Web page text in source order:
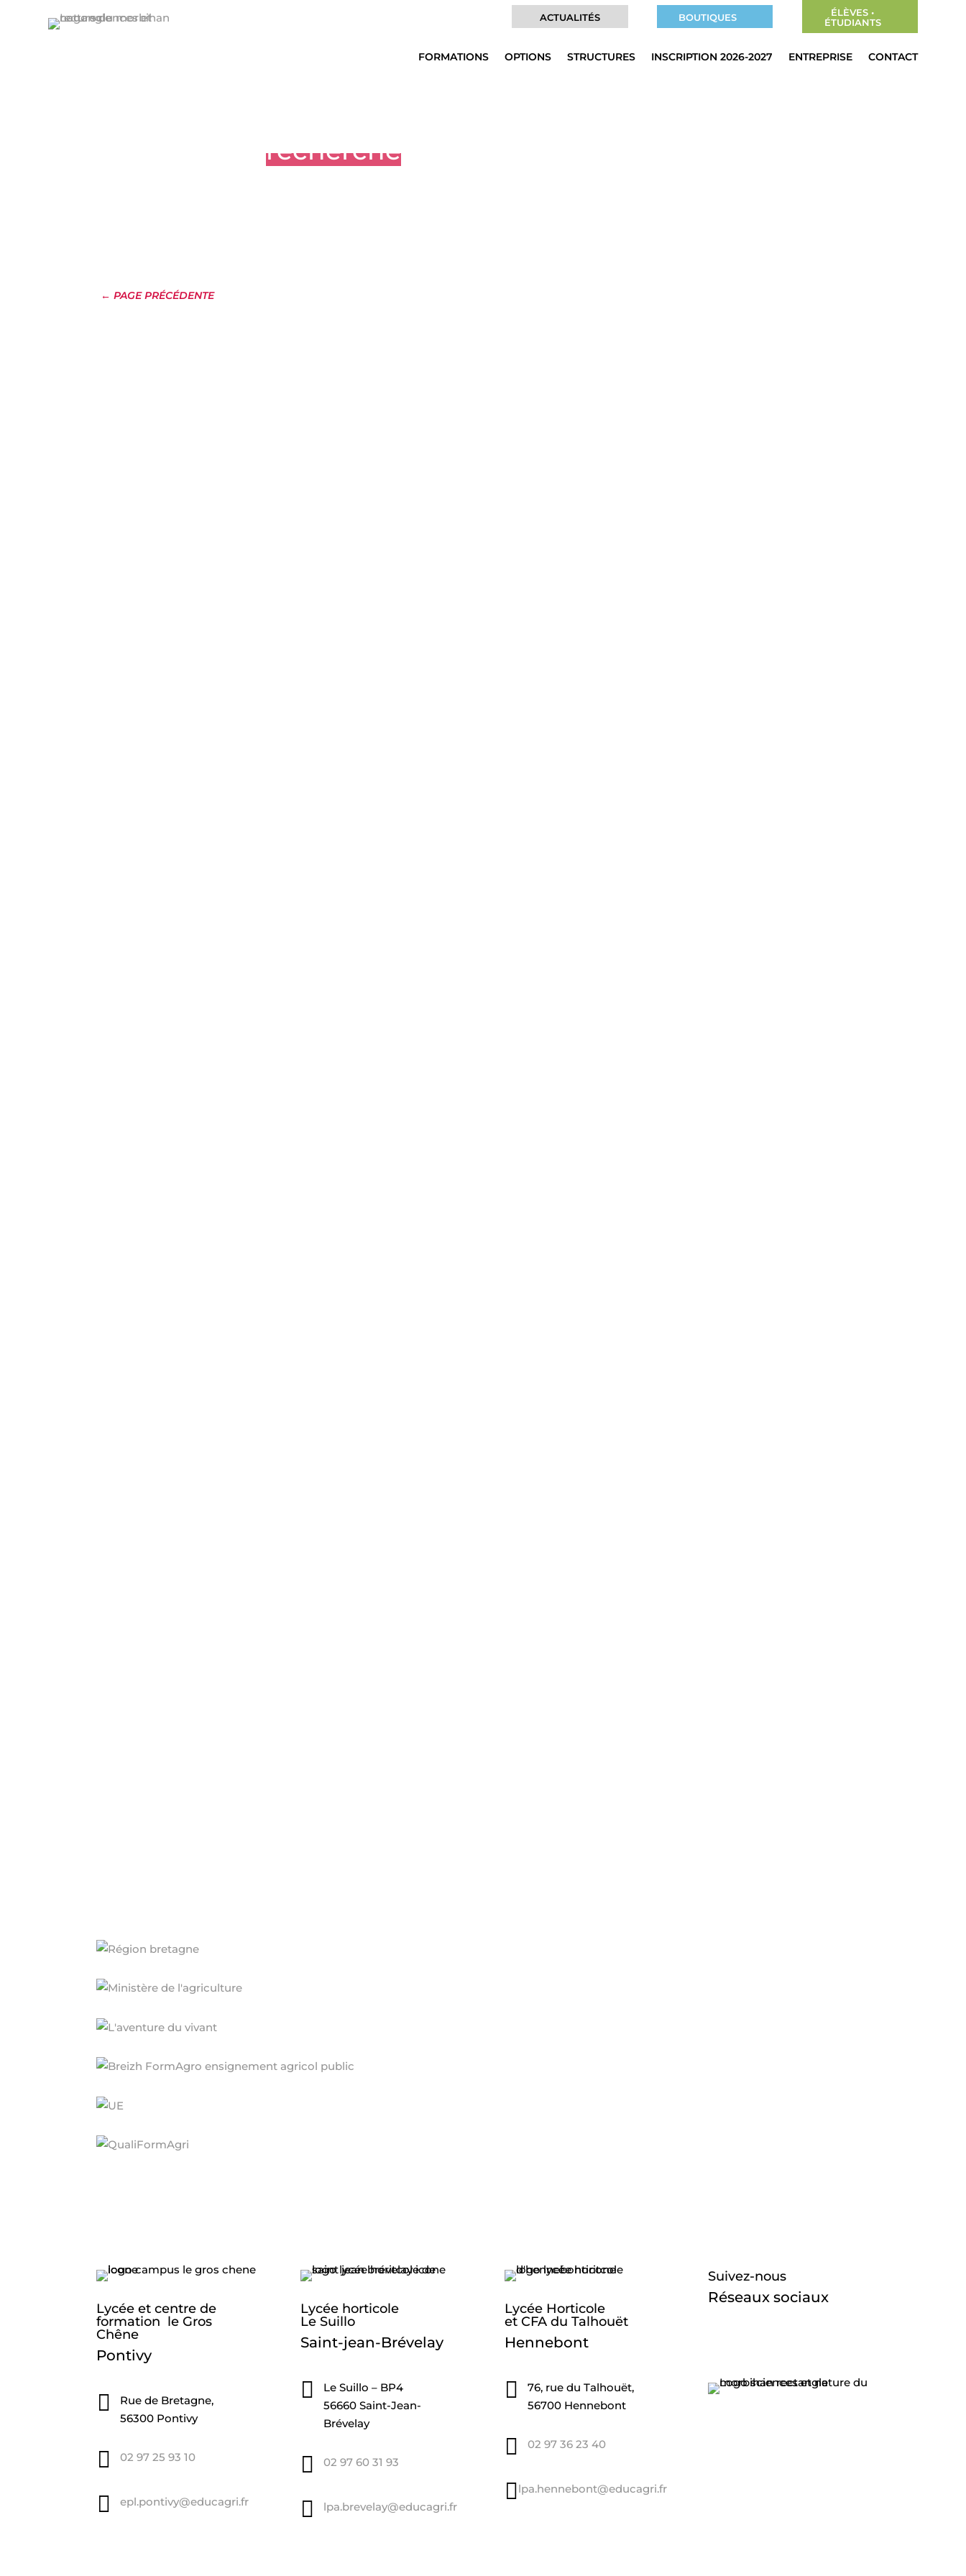
ACTUALITÉS BOUTIQUES
ÉLÈVES •
ÉTUDIANTS
FORMATIONS OPTIONS STRUCTURES INSCRIPTION 2026-2027 ENTREPRISE CONTACT
Résultats derecherche
← PAGE PRÉCÉDENTE
Lycée et centre de
formation le Gros
Chêne
Pontivy

Rue de Bretagne,
56300 Pontivy
 02 97 25 93 10
 epl.pontivy@educagri.fr
Lycée horticole
Le Suillo
Saint-jean-Brévelay

Le Suillo – BP4
56660 Saint-Jean-
Brévelay
 02 97 60 31 93
 lpa.brevelay@educagri.fr
Lycée Horticole
et CFA du Talhouët
Hennebont

76, rue du Talhouët,
56700 Hennebont
 02 97 36 23 40
lpa.hennebont@educagri.fr
Suivez-nous
Réseaux sociaux